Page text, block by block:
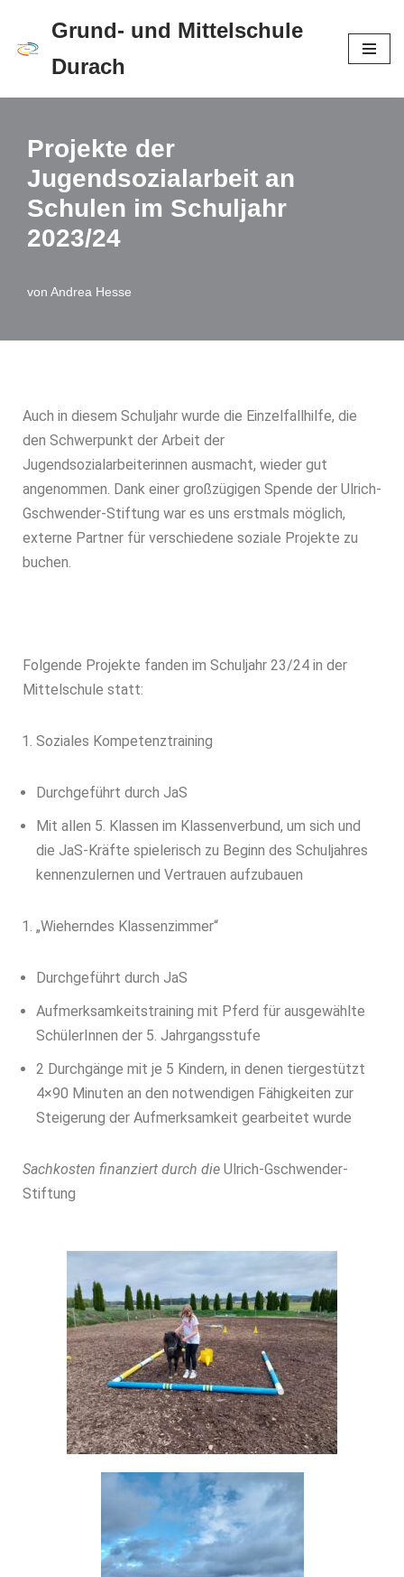
Zum
springen
Grund- und Mittelschule
Durach
Projekte der
Jugendsozialarbeit an
Schulen im Schuljahr
2023/24
von Andrea Hesse
Auch in diesem Schuljahr wurde die Einzelfallhilfe, die
den Schwerpunkt der Arbeit der
Jugendsozialarbeiterinnen ausmacht, wieder gut
angenommen. Dank einer großzügigen Spende der Ulrich-
Gschwender-Stiftung war es uns erstmals möglich,
externe Partner für verschiedene soziale Projekte zu
buchen.
Folgende Projekte fanden im Schuljahr 23/24 in der
Mittelschule statt:
Soziales Kompetenztraining
Durchgeführt durch JaS
Mit allen 5. Klassen im Klassenverbund, um sich und
die JaS-Kräfte spielerisch zu Beginn des Schuljahres
kennenzulernen und Vertrauen aufzubauen
„Wieherndes Klassenzimmer“
Durchgeführt durch JaS
Aufmerksamkeitstraining mit Pferd für ausgewählte
SchülerInnen der 5. Jahrgangsstufe
2 Durchgänge mit je 5 Kindern, in denen tiergestützt
4×90 Minuten an den notwendigen Fähigkeiten zur
Steigerung der Aufmerksamkeit gearbeitet wurde
Sachkosten finanziert durch die Ulrich-Gschwender-
Stiftung